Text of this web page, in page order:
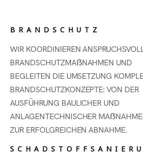
BRANDSCHUTZ
WIR KOORDINIEREN
BRANDSCHUTZMAẞNAHMEN UND
BEGLEITEN DIE UMSETZUNG
BRANDSCHUTZKONZEPTE: VON DER
AUSFÜHRUNG BAULICHER UND
ANLAGENTECHNISCHER
ZUR ERFOLGREICHEN ABNAHME.